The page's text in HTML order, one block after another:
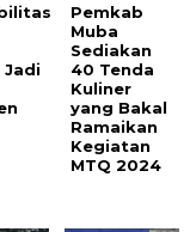
Pemkab
Muba
Sediakan
40 Tenda
Kuliner
yang Bakal
Ramaikan
Kegiatan
MTQ 2024